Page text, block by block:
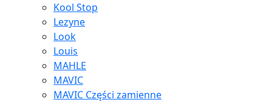
Kool Stop
Lezyne
Look
Louis
MAHLE
MAVIC
MAVIC Części zamienne